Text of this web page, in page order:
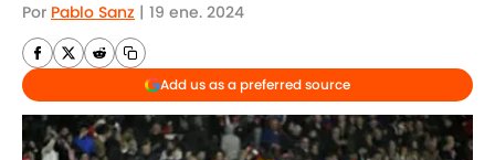
Por Pablo Sanz | 19 ene. 2024
Add us as a preferred source